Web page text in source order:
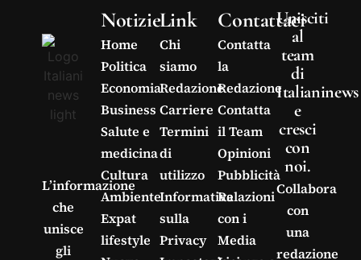
L’informazione
che
unisce
gli
Notizie
Home
Politica
Economia
Business
Salute e
medicina
Cultura
Ambiente
Expat
lifestyle
Link
Chi
siamo
Redazione
Carriere
Termini
di
utilizzo
Informativa
sulla
Privacy
Contattaci
Contatta
la
Redazione
Contatta
il Team
Opinioni
Pubblicità
Relazioni
con i
Media
Unisciti
al
team
di
Italianinews
e
cresci
con
noi.
Collabora
con
una
redazione